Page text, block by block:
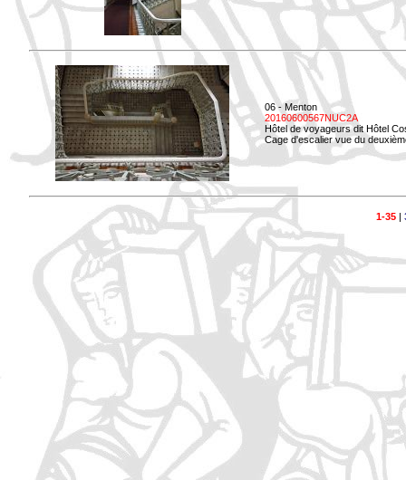
06 - Menton
20160600567NUC2A
Hôtel de voyageurs dit Hôtel
Cage d'escalier vue du
1-35|